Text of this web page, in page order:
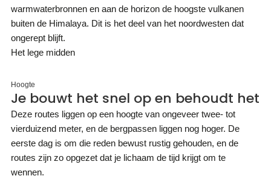
warmwaterbronnen en aan de horizon de hoogste vulkanen
buiten de Himalaya. Dit is het deel van het noordwesten dat
ongerept blijft.
Het lege midden
Hoogte
Je bouwt het snel op en behoudt het
Deze routes liggen op een hoogte van ongeveer twee- tot
vierduizend meter, en de bergpassen liggen nog hoger. De
eerste dag is om die reden bewust rustig gehouden, en de
routes zijn zo opgezet dat je lichaam de tijd krijgt om te
wennen.